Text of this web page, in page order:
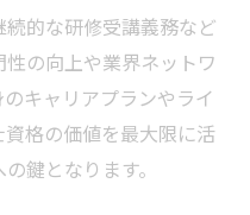
的な研修受講義務など
の向上や業界ネットワ
キャリアプランやライ
格の価値を最大限に活
鍵となります。